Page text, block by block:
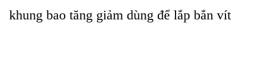
khung bao tăng giảm dùng để lắp bắn vít